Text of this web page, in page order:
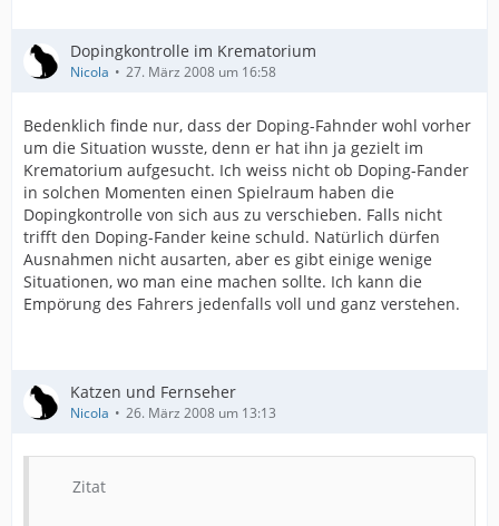
Dopingkontrolle im Krematorium
Nicola 27. März 2008 um 16:58
Bedenklich finde nur, dass der Doping-Fahnder wohl vorher
um die Situation wusste, denn er hat ihn ja gezielt im
Krematorium aufgesucht. Ich weiss nicht ob Doping-Fander
in solchen Momenten einen Spielraum haben die
Dopingkontrolle von sich aus zu verschieben. Falls nicht
trifft den Doping-Fander keine schuld. Natürlich dürfen
Ausnahmen nicht ausarten, aber es gibt einige wenige
Situationen, wo man eine machen sollte. Ich kann die
Empörung des Fahrers jedenfalls voll und ganz verstehen.
Katzen und Fernseher
Nicola 26. März 2008 um 13:13
Zitat